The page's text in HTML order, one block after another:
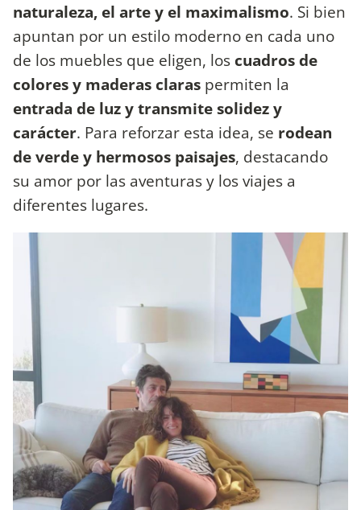
naturaleza, el arte y el maximalismo. Si bien
apuntan por un estilo moderno en cada uno
de los muebles que eligen, los cuadros de
colores y maderas claras permiten la
entrada de luz y transmite solidez y
carácter. Para reforzar esta idea, se rodean
de verde y hermosos paisajes, destacando
su amor por las aventuras y los viajes a
diferentes lugares.